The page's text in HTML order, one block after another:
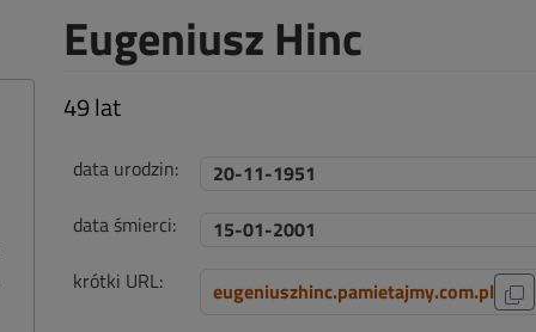
Eugeniusz Hinc
49 lat
data urodzin:
20-11-1951
data śmierci:
15-01-2001
krótki URL:
eugeniuszhinc.pamietajmy.com.pl